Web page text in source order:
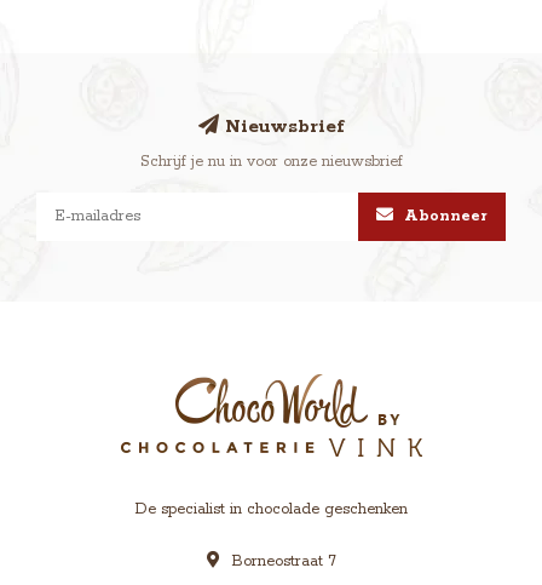
Nieuwsbrief
Schrijf je nu in voor onze nieuwsbrief
Abonneer
De specialist in chocolade geschenken
Borneostraat 7